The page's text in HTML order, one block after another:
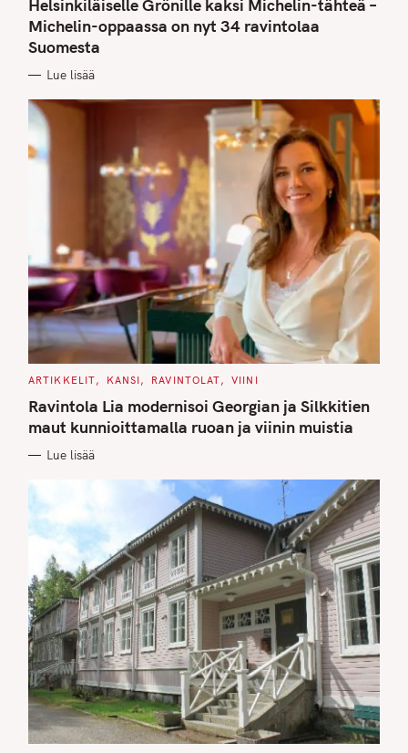
E
G
O
R
I
S
Helsinkiläiselle Grönille kaksi Michelin-tähteä –
Michelin-oppaassa on nyt 34 ravintolaa
Suomesta
Lue lisää
C
T
E
G
O
I
ARTIKKELIT KANSI RAVINTOLAT VIINI
Ravintola Lia modernisoi Georgian ja Silkkitien
maut kunnioittamalla ruoan ja viinin muistia
Lue lisää